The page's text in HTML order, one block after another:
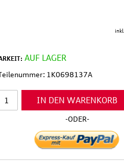
AUF LAGER
1K0698137A
IN DEN WARENKORB
-ODER-